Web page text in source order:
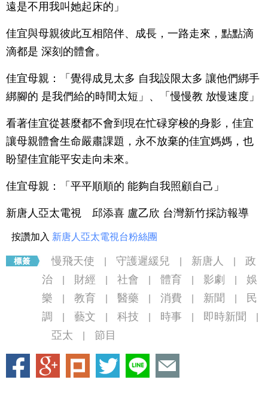
遠是不用我叫她起床的」
佳宜與母親彼此互相陪伴、成長，一路走來，點點滴
滴都是 深刻的體會。
佳宜母親：「覺得成見太多 自我設限太多 讓他們綁手
綁腳的 是我們給的時間太短」、「慢慢教 放慢速度」
看著佳宜從甚麼都不會到現在忙碌穿梭的身影，佳宜
讓母親體會生命嚴肅課題，永不放棄的佳宜媽媽，也
盼望佳宜能平安走向未來。
佳宜母親：「平平順順的 能夠自我照顧自己」
新唐人亞太電視 邱添喜 盧乙欣 台灣新竹採訪報導
按讚加入 新唐人亞太電視台粉絲團
慢飛天使 守護遲緩兒 新唐人
政
治
財經 社會 體育 影劇
娛
樂
教育 醫藥 消費 新聞
民
調
藝文 科技 時事 即時新聞
亞太 節目